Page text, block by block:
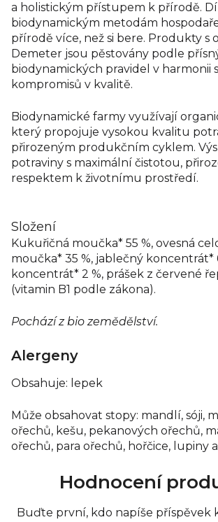
a holistickým přístupem k přírodě.
biodynamickým metodám
přírodě více, než si bere. Produkty s
Demeter jsou pěstovány podle
biodynamických pravidel v harmonii
kompromisů v kvalitě.
Biodynamické farmy využívají
který propojuje vysokou kvalitu
přirozeným produkčním cyklem.
potraviny s maximální čistotou,
respektem k životnímu prostředí.
Složení
Kukuřičná moučka* 55 %, ovesná
moučka* 35 %, jablečný koncentrát*
koncentrát* 2 %, prášek z červené
(vitamin B1 podle zákona).
Pochází z bio zemědělství.
Alergeny
Obsahuje: lepek
Může obsahovat stopy: mandlí, sóji,
ořechů, kešu, pekanových ořechů,
ořechů, para ořechů, hořčice, lupiny
Hodnocení
Buďte první, kdo napíše příspěvek